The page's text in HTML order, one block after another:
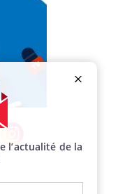
l’actualité de la